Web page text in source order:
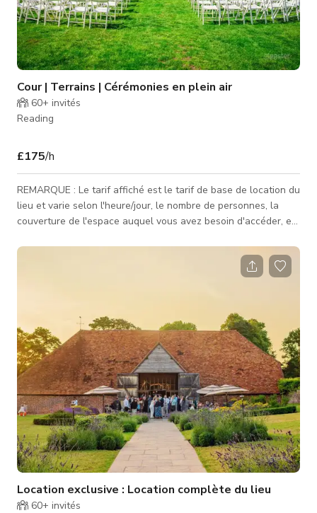
Cour | Terrains | Cérémonies en plein air
60+ invités
Reading
£175/h
REMARQUE : Le tarif affiché est le tarif de base de location du
lieu et varie selon l'heure/jour, le nombre de personnes, la
couverture de l'espace auquel vous avez besoin d'accéder, et
Contactez-nous pour des tarifs personnalisés. Imprégné
d'histoire et situé dans une campagne magnifique aux
journée spéciale.
Location exclusive : Location complète du lieu
60+ invités